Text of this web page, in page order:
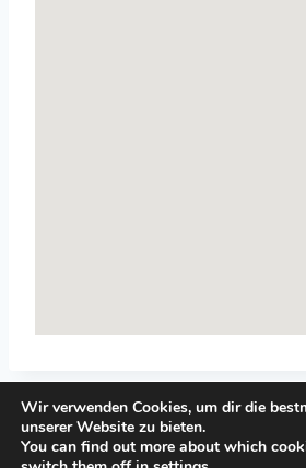
Wir verwenden Cookies, um dir die
unserer Website zu bieten.
You can find out more about which